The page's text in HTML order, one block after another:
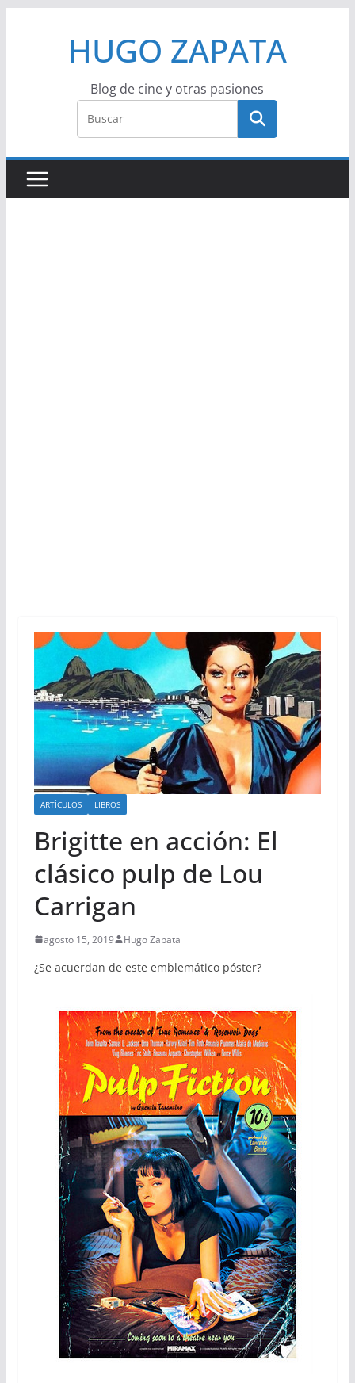
HUGO ZAPATA
Blog de cine y otras pasiones
ARTÍCULOS LIBROS
Brigitte en acción: El
clásico pulp de Lou
Carrigan
agosto 15, 2019 Hugo Zapata
¿Se acuerdan de este emblemático póster?